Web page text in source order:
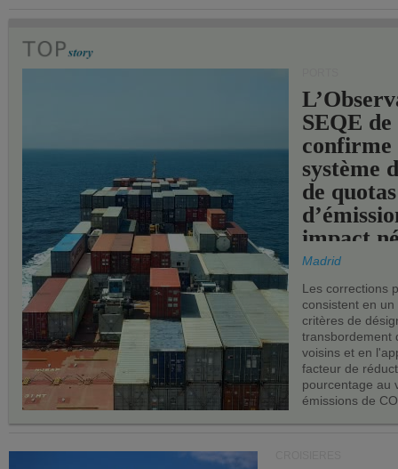
SEQE de
confirme
système
de quotas
impact
les ports
Madrid
Les corrections
consistent en
critères de
transbordement
voisins et en
facteur de
pourcentage au
émissions de